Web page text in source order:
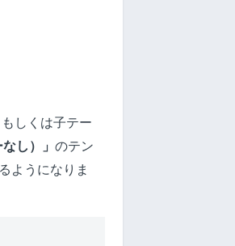
しくは子テー
なし）」のテン
ようになりま